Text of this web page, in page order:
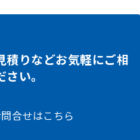
積りなどお気軽にご相
い。
合せはこちら